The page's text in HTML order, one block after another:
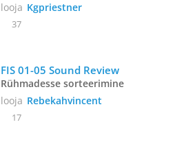
looja Kgpriestner
37
FIS 01-05 Sound Review
Rühmadesse sorteerimine
looja Rebekahvincent
17